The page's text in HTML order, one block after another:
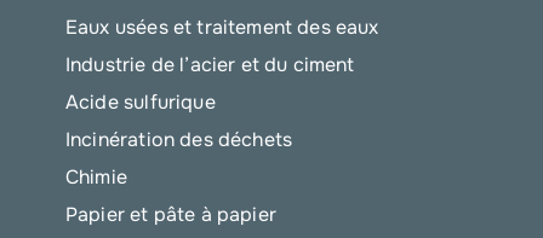
Eaux usées et traitement des eaux
Industrie de l’acier et du ciment
Acide sulfurique
Incinération des déchets
Chimie
Papier et pâte à papier